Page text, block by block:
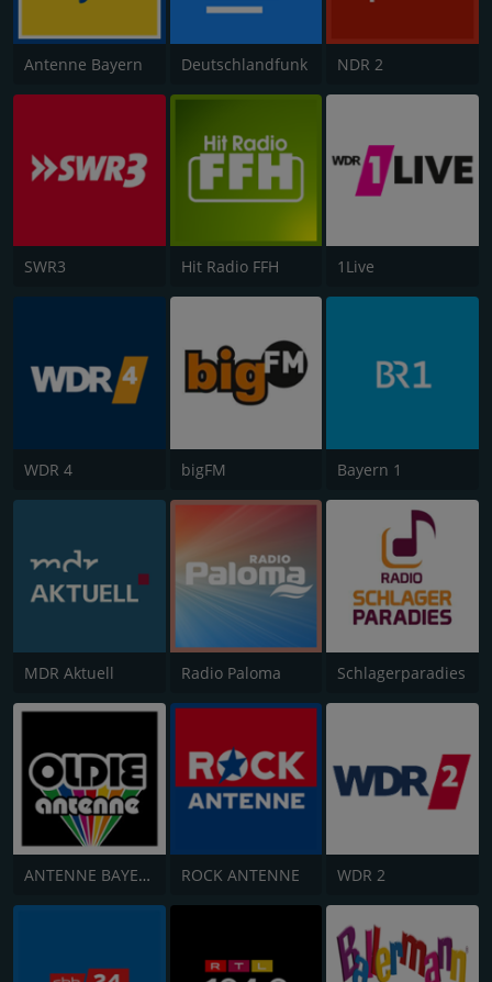
Antenne Bayern Deutschlandfunk NDR 2
SWR3 Hit Radio FFH 1Live
WDR 4 bigFM Bayern 1
MDR Aktuell Radio Paloma Schlagerparadies
ANTENNE BAYERN Oldies but Goldies ROCK ANTENNE WDR 2